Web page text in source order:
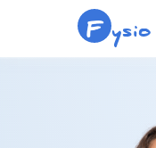
F ysio